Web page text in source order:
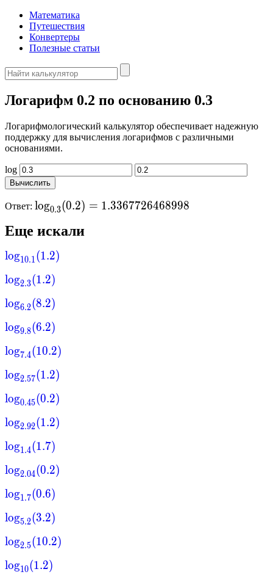
Математика
Путешествия
Конвертеры
Полезные статьи
Логарифм 0.2 по основанию 0.3
Логарифмологический калькулятор обеспечивает надежную
поддержку для вычисления логарифмов с различными
основаниями.
log
Ответ: \log_{0.3}(0.2)
1.3367726468998
log0.3(0.2) = 1.3367726468998
Еще искали
log10.1(1.2)
log2.3(1.2)
log6.2(8.2)
log9.8(6.2)
log7.4(10.2)
log2.57(1.2)
log0.45(0.2)
log2.92(1.2)
log1.4(1.7)
log2.04(0.2)
log1.7(0.6)
log5.2(3.2)
log2.5(10.2)
log10(1.2)